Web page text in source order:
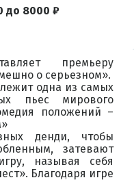
до 8000 ₽
премьеру
о серьезном».
одна из самых
пьес мирового
положений –
денди, чтобы
затевают
называя себя
Благодаря игре